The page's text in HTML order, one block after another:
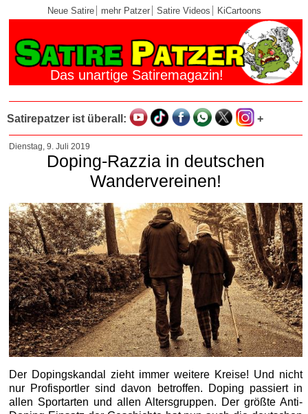
Neue Satire mehr Patzer Satire Videos KiCartoons
Das unartige Satiremagazin!
Satirepatzer ist überall: +
Dienstag, 9. Juli 2019
Doping-Razzia in deutschen
Wandervereinen!
Der Dopingskandal zieht immer weitere Kreise! Und nicht
nur Profisportler sind davon betroffen. Doping passiert in
allen Sportarten und allen Altersgruppen. Der größte Anti-